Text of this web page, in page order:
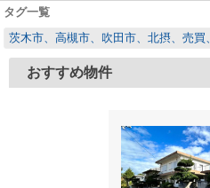
タグ一覧
茨木市、高槻市、吹田市、北摂、売
おすすめ物件